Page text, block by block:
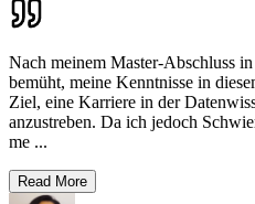
Nach meinem Master-Abschluss
bemüht, meine Kenntnisse in
Ziel, eine Karriere in der
anzustreben. Da ich jedoch
me ...
Read More